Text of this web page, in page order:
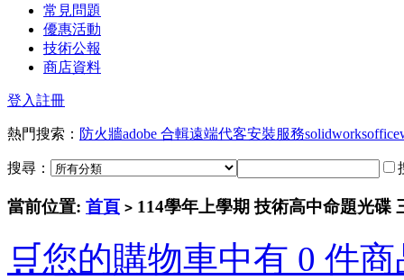
常見問題
優惠活動
技術公報
商店資料
登入註冊
熱門搜索： 防火牆adobe 合輯遠端代客安裝服務solidworksoffice
搜尋：
當前位置: 首頁 > 114學年上學期 技術高中命題光碟
🛒您的購物車中有 0 件